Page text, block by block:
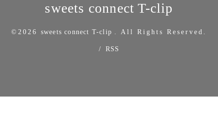
sweets connect T-clip
©2026 sweets connect T-clip . All Rights Reserved.
/ RSS